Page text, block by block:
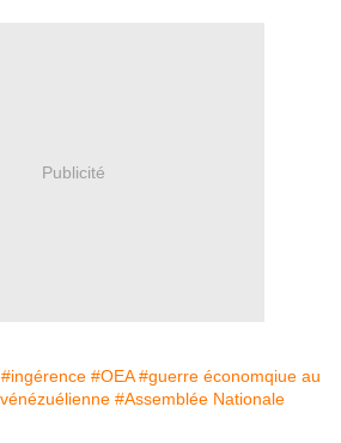
Publicité
#ingérence #OEA #guerre économqiue au
#Assemblée Nationale